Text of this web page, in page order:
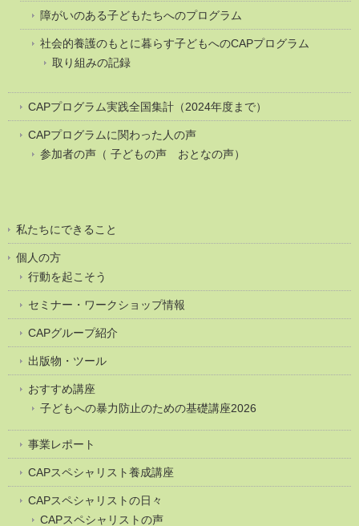
障がいのある子どもたちへのプログラム
社会的養護のもとに暮らす子どもへのCAPプログラム
取り組みの記録
CAPプログラム実践全国集計（2024年度まで）
CAPプログラムに関わった人の声
参加者の声（ 子どもの声 おとなの声）
私たちにできること
個人の方
行動を起こそう
セミナー・ワークショップ情報
CAPグループ紹介
出版物・ツール
おすすめ講座
子どもへの暴力防止のための基礎講座2026
事業レポート
CAPスペシャリスト養成講座
CAPスペシャリストの日々
CAPスペシャリストの声